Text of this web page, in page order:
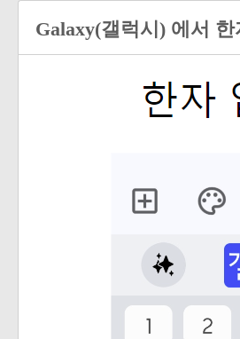
Galaxy(갤럭시) 에서 한